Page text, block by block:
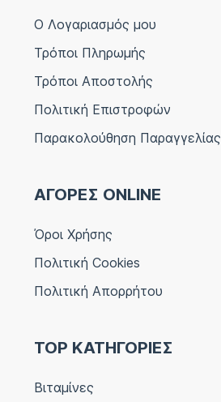
Ο Λογαριασμός μου
Τρόποι Πληρωμής
Τρόποι Αποστολής
Πολιτική Επιστροφών
Παρακολούθηση Παραγγελίας
ΑΓΟΡΕΣ ONLINE
Όροι Χρήσης
Πολιτική Cookies
Πολιτική Απορρήτου
TOP ΚΑΤΗΓΟΡΙΕΣ
Βιταμίνες